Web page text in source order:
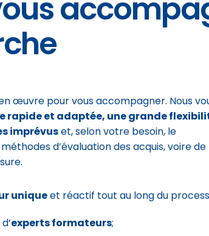
œuvre pour vous accompagner. Nous
rapide et adaptée, une grande
imprévus et, selon votre besoin, le
d’évaluation des acquis, voire de
unique et réactif tout au long du
experts formateurs;